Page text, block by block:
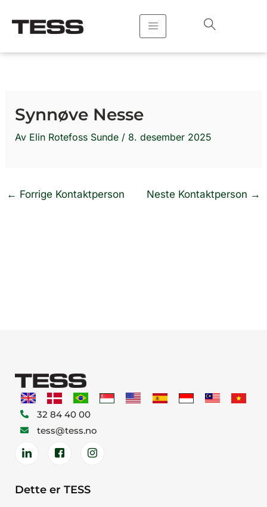
rett
Synnøve Nesse
Av Elin Rotefoss Sunde / 8. desember 2025
← Forrige Kontaktperson Neste Kontaktperson →
32 84 40 00
tess@tess.no
Dette er TESS